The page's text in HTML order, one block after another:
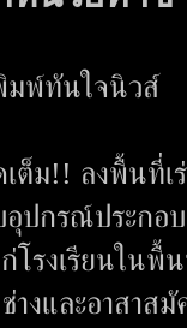
มพ์ทันใจนิวส์
ต็ม!! ลงพื้นที่เ
ปกรณ์ประกอ
โรงเรียนใน
างและอาสาส